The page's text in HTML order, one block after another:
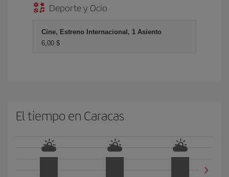
Deporte y Ocio
Cine, Estreno Internacional, 1 Asiento
6,00 $
El tiempo en Caracas